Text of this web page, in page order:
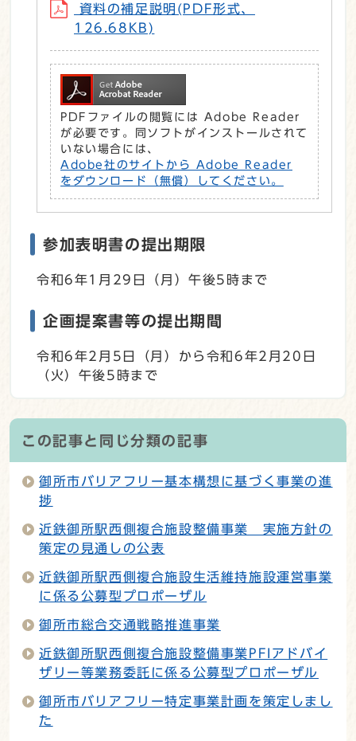
資料の補足説明(PDF形式、
126.68KB)
PDFファイルの閲覧には Adobe Reader
が必要です。同ソフトがインストールされて
いない場合には、
Adobe社のサイトから Adobe Reader
をダウンロード（無償）してください。
参加表明書の提出期限
令和6年1月29日（月）午後5時まで
企画提案書等の提出期間
令和6年2月5日（月）から令和6年2月20日
（火）午後5時まで
この記事と同じ分類の記事
御所市バリアフリー基本構想に基づく事業の進
捗
近鉄御所駅西側複合施設整備事業 実施方針の
策定の見通しの公表
近鉄御所駅西側複合施設生活維持施設運営事業
に係る公募型プロポーザル
御所市総合交通戦略推進事業
近鉄御所駅西側複合施設整備事業PFIアドバイ
ザリー等業務委託に係る公募型プロポーザル
御所市バリアフリー特定事業計画を策定しまし
た